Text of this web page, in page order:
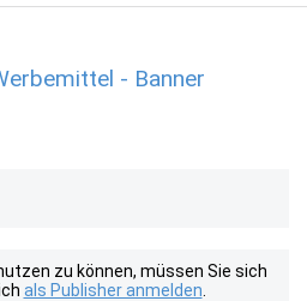
- Banner
zu können, müssen Sie sich
als Publisher anmelden